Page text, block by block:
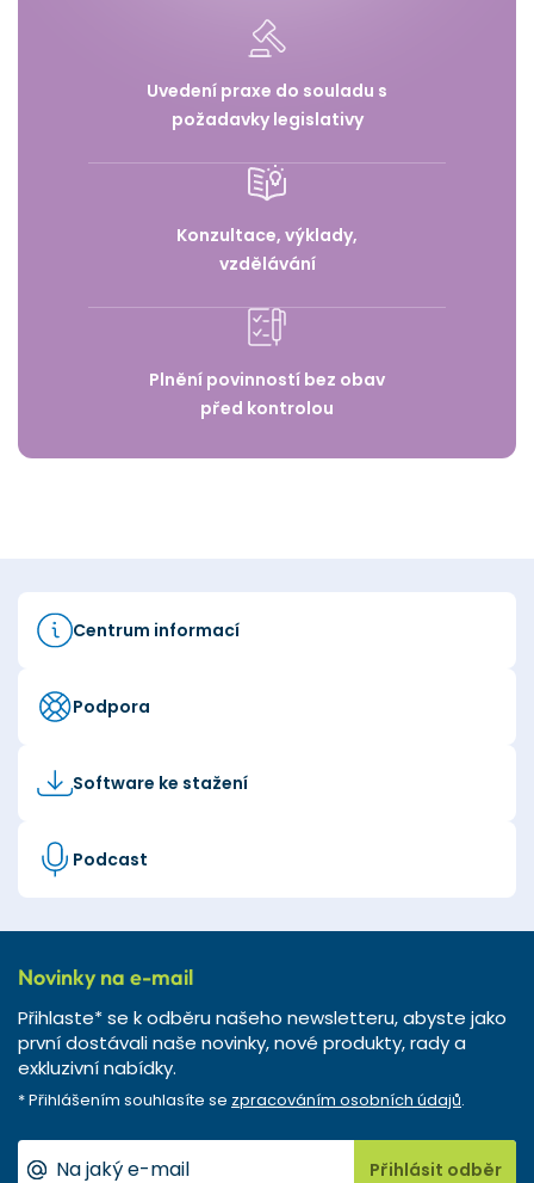
Uvedení praxe do souladu s
požadavky legislativy
Konzultace, výklady,
vzdělávání
Plnění povinností bez obav
před kontrolou
Centrum informací
Podpora
Software ke stažení
Podcast
Novinky na e-mail
Přihlaste* se k odběru našeho newsletteru, abyste jako
první dostávali naše novinky, nové produkty, rady a
exkluzivní nabídky.
* Přihlášením souhlasíte se zpracováním osobních údajů.
Přihlásit odběr